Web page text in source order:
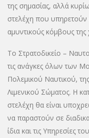
της σημασίας, αλλά
στελέχη που υπηρετούν
αμυντικούς κόμβους της
Το Στρατοδικείο –
τις ανάγκες όλων των
Πολεμικού Ναυτικού,
Λιμενικού Σώματος. Η
στελέχη θα είναι
να παραστούν σε
ίδια και τις Υπηρεσίες